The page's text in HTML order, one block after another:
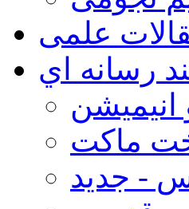
علمی
رسانه اي
انیمیشن
ماکت
- جدید